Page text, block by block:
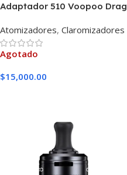
Adaptador 510 Voopoo Drag
Atomizadores, Claromizadores
Agotado
$15,000.00